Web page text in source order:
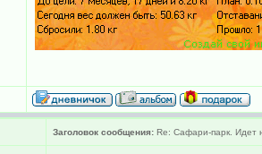
Заголовок сообщения: Re: Сафари-парк. Идет